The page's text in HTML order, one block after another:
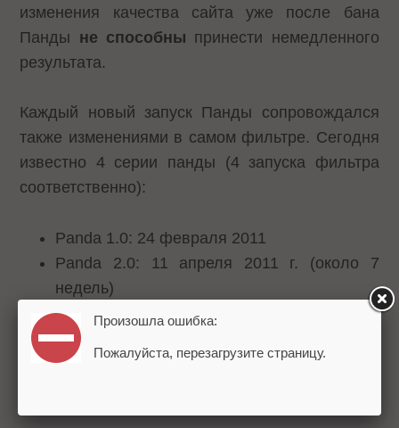
изменения качества сайта уже после бана
Панды не способны принести немедленного
результата.
Каждый новый запуск Панды сопровождался
также изменениями в самом фильтре. Сегодня
известно 4 серии панды (4 запуска фильтра
соответственно):
Panda 1.0: 24 февраля 2011
Panda 2.0: 11 апреля 2011 г. (около 7
недель)
Panda 2.1: 10 мая 2011 года (около 4
недель)
Panda 2.2: 16 июня 2011 года (около 5
Произошла ошибка:
Пожалуйста, перезагрузите страницу.